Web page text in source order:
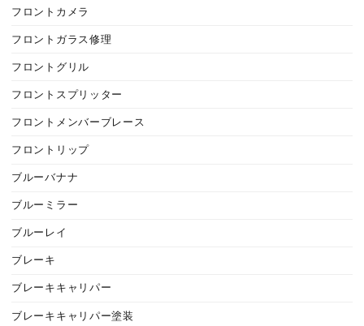
フロントカメラ
フロントガラス修理
フロントグリル
フロントスプリッター
フロントメンバーブレース
フロントリップ
ブルーバナナ
ブルーミラー
ブルーレイ
ブレーキ
ブレーキキャリパー
ブレーキキャリパー塗装